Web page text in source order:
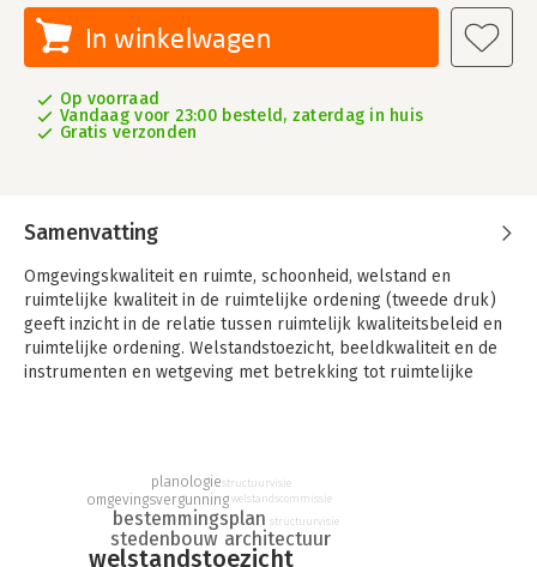
In winkelwagen
Op voorraad
Vandaag voor 23:00 besteld, zaterdag in huis
Gratis verzonden
Samenvatting
Omgevingskwaliteit en ruimte, schoonheid, welstand en
ruimtelijke kwaliteit in de ruimtelijke ordening (tweede druk)
geeft inzicht in de relatie tussen ruimtelijk kwaliteitsbeleid en
ruimtelijke ordening. Welstandstoezicht, beeldkwaliteit en de
instrumenten en wetgeving met betrekking tot ruimtelijke
druk van Omgevingskwaliteit en ruimte meer aandacht besteed
aan de veranderingen die de wet brengt voor het ruimtelijk
kwaliteitsbeleid en de ruimtelijke kwaliteitsadvisering. Zo zijn
de in de eerste druk opgestelde drie pijlers van het ruimtelijk
welstandstoezicht
stedenbouw
bestemmingsplan
architectuur
omgevingsvergunning
planologiestructuurvisie
welstandscommissie
structuurvisie